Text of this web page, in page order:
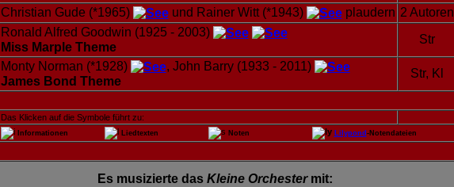
Christian Gude (*1965) und Rainer Witt (*1943) plaudern 2 Autoren
Ronald Alfred Goodwin (1925 - 2003)
Miss Marple Theme
Str
Monty Norman (*1928)
, John Barry (1933 - 2011)
James Bond Theme
Str, Kl
Das Klicken auf die Symbole führt zu:
Informationen Liedtexten Noten Lilypond -Notendateien
Es musizierte das Kleine Orchestermit: